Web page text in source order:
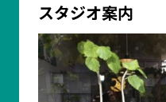
スタジオ案内